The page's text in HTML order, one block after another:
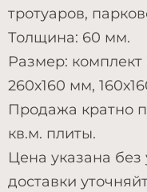
тротуаров,
Толщина: 60 мм.
Размер: комплект
260х160 мм,
Продажа кратно
кв.м. плиты.
Цена указана без
доставки